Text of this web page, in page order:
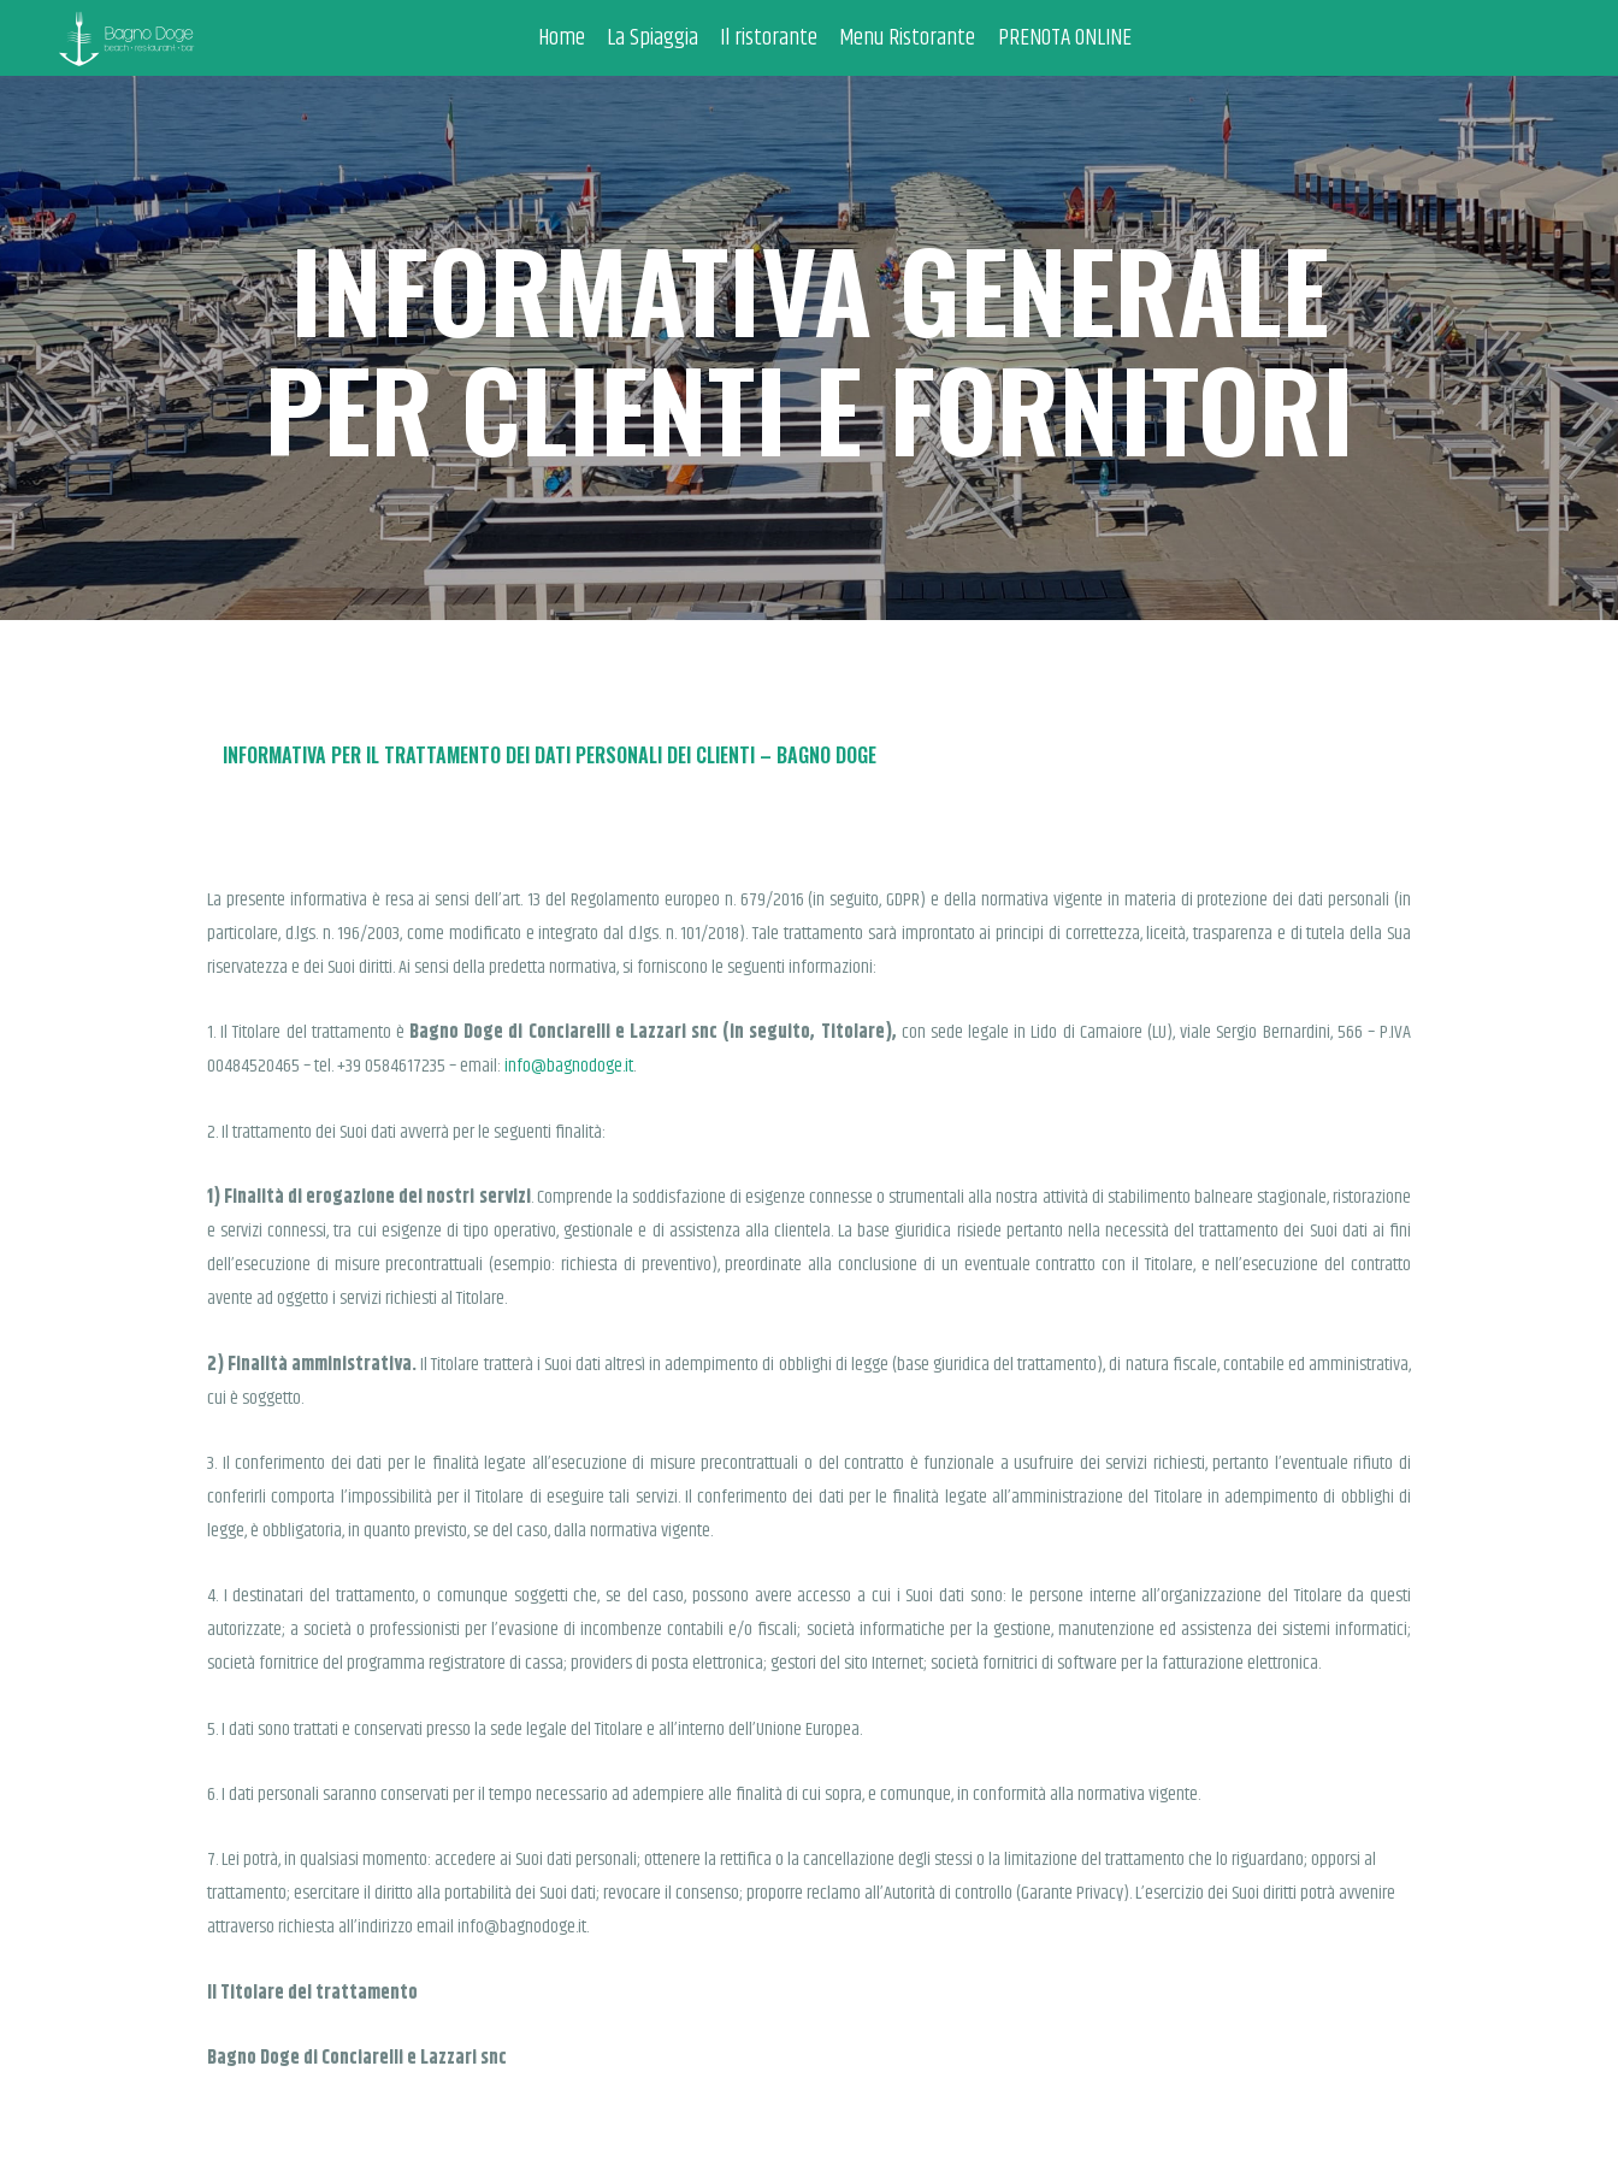
Home La Spiaggia Il ristorante Menu Ristorante PRENOTA ONLINE
INFORMATIVA GENERALE
PER CLIENTI E FORNITORI
HOME
LA SPIAGGIA
IL RISTORANTE
MENU RISTORANTE
PRENOTA ONLINE
INFORMATIVA PER IL TRATTAMENTO DEI DATI PERSONALI DEI CLIENTI – BAGNO DOGE
La presente informativa è resa ai sensi dell’art. 13 del Regolamento europeo n. 679/2016 (in seguito, GDPR) e della normativa vigente in materia di protezione dei dati personali (in
particolare, d.lgs. n. 196/2003, come modificato e integrato dal d.lgs. n. 101/2018). Tale trattamento sarà improntato ai principi di correttezza, liceità, trasparenza e di tutela della Sua
riservatezza e dei Suoi diritti. Ai sensi della predetta normativa, si forniscono le seguenti informazioni:
1. Il Titolare del trattamento è Bagno Doge di Conciarelli e Lazzari snc (in seguito, Titolare), con sede legale in Lido di Camaiore (LU), viale Sergio Bernardini, 566 – P.IVA
00484520465 – tel. +39 0584617235 – email:info@bagnodoge.it.
2. Il trattamento dei Suoi dati avverrà per le seguenti finalità:
1) Finalità di erogazione dei nostri servizi. Comprende la soddisfazione di esigenze connesse o strumentali alla nostra attività di stabilimento balneare stagionale, ristorazione
e servizi connessi, tra cui esigenze di tipo operativo, gestionale e di assistenza alla clientela. La base giuridica risiede pertanto nella necessità del trattamento dei Suoi dati ai fini
dell’esecuzione di misure precontrattuali (esempio: richiesta di preventivo), preordinate alla conclusione di un eventuale contratto con il Titolare, e nell’esecuzione del contratto
avente ad oggetto i servizi richiesti al Titolare.
2) Finalità amministrativa.Il Titolare tratterà i Suoi dati altresì in adempimento di obblighi di legge (base giuridica del trattamento), di natura fiscale, contabile ed amministrativa,
cui è soggetto.
3. Il conferimento dei dati per le finalità legate all’esecuzione di misure precontrattuali o del contratto è funzionale a usufruire dei servizi richiesti, pertanto l’eventuale rifiuto di
conferirli comporta l’impossibilità per il Titolare di eseguire tali servizi. Il conferimento dei dati per le finalità legate all’amministrazione del Titolare in adempimento di obblighi di
legge, è obbligatoria, in quanto previsto, se del caso, dalla normativa vigente.
4. I destinatari del trattamento, o comunque soggetti che, se del caso, possono avere accesso a cui i Suoi dati sono: le persone interne all’organizzazione del Titolare da questi
autorizzate; a società o professionisti per l’evasione di incombenze contabili e/o fiscali; società informatiche per la gestione, manutenzione ed assistenza dei sistemi informatici;
società fornitrice del programma registratore di cassa; providers di posta elettronica; gestori del sito Internet; società fornitrici di software per la fatturazione elettronica.
5. I dati sono trattati e conservati presso la sede legale del Titolare e all’interno dell’Unione Europea.
6. I dati personali saranno conservati per il tempo necessario ad adempiere alle finalità di cui sopra, e comunque, in conformità alla normativa vigente.
7. Lei potrà, in qualsiasi momento: accedere ai Suoi dati personali; ottenere la rettifica o la cancellazione degli stessi o la limitazione del trattamento che lo riguardano; opporsi al
trattamento; esercitare il diritto alla portabilità dei Suoi dati; revocare il consenso; proporre reclamo all’Autorità di controllo (Garante Privacy). L’esercizio dei Suoi diritti potrà avvenire
attraverso richiesta all’indirizzo email info@bagnodoge.it.
Il Titolare del trattamento
Bagno Doge di Conciarelli e Lazzari snc